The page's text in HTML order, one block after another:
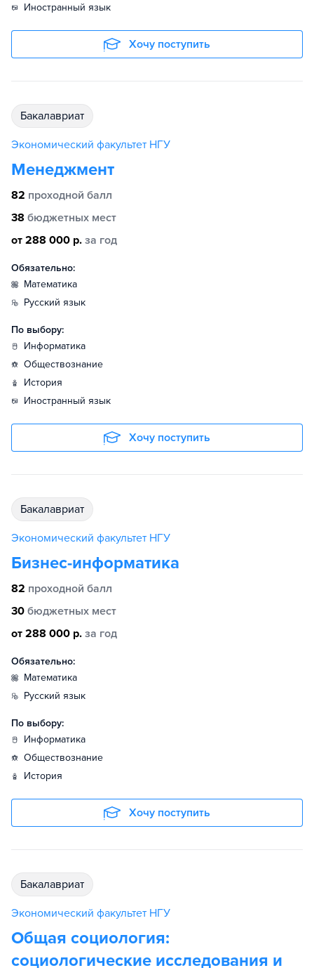
иностранный язык
Хочу поступить
бакалавриат
Экономический факультет НГУ
Менеджмент
82 проходной балл
38 бюджетных мест
от 288 000 р. за год
Обязательно:
математика
русский язык
По выбору:
информатика
обществознание
история
иностранный язык
Хочу поступить
бакалавриат
Экономический факультет НГУ
Бизнес-информатика
82 проходной балл
30 бюджетных мест
от 288 000 р. за год
Обязательно:
математика
русский язык
По выбору:
информатика
обществознание
история
Хочу поступить
бакалавриат
Экономический факультет НГУ
Общая социология:
социологические исследования и